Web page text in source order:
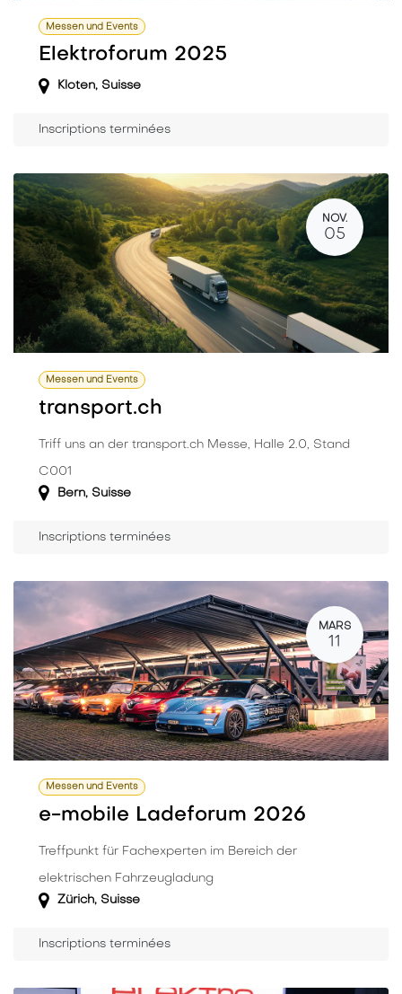
Messen und Events
Elektroforum 2025
Kloten, Suisse
Inscriptions terminées
NOV.
05
Messen und Events
transport.ch
Triff uns an der transport.ch Messe, Halle 2.0, Stand
C001
Bern, Suisse
Inscriptions terminées
MARS
11
Messen und Events
e-mobile Ladeforum 2026
Treffpunkt für Fachexperten im Bereich der
elektrischen Fahrzeugladung
Zürich, Suisse
Inscriptions terminées